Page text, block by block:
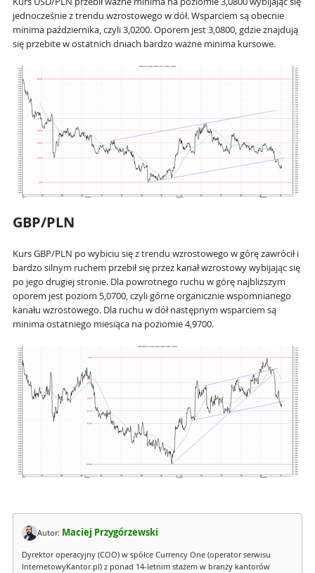
jednocześnie z trendu wzrostowego w dół. Wsparciem są obecnie
minima października, czyli 3,0200. Oporem jest 3,0800, gdzie znajdują
się przebite w ostatnich dniach bardzo ważne minima kursowe.
GBP/PLN
Kurs GBP/PLN po wybiciu się z trendu wzrostowego w górę zawrócił i
bardzo silnym ruchem przebił się przez kanał wzrostowy wybijając się
po jego drugiej stronie. Dla powrotnego ruchu w górę najbliższym
oporem jest poziom 5,0700, czyli górne organicznie wspomnianego
kanału wzrostowego. Dla ruchu w dół następnym wsparciem są
minima ostatniego miesiąca na poziomie 4,9700.
Autor: Maciej Przygórzewski
Dyrektor operacyjny (COO) w spółce Currency One (operator serwisu
InternetowyKantor.pl) z ponad 14-letnim stażem w branży kantorów